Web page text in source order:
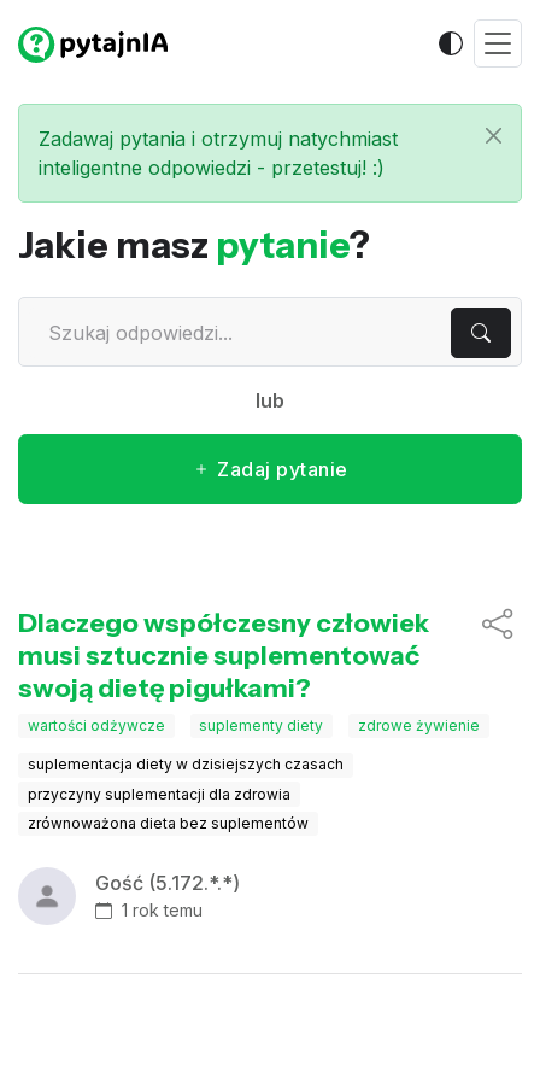
Zadawaj pytania i otrzymuj natychmiast
inteligentne odpowiedzi - przetestuj! :)
Jakie masz pytanie?
lub
Zadaj pytanie
Dlaczego współczesny człowiek
musi sztucznie suplementować
swoją dietę pigułkami?
wartości odżywcze suplementy diety zdrowe żywienie
suplementacja diety w dzisiejszych czasach
przyczyny suplementacji dla zdrowia
zrównoważona dieta bez suplementów
Gość (5.172.*.*)
1 rok temu